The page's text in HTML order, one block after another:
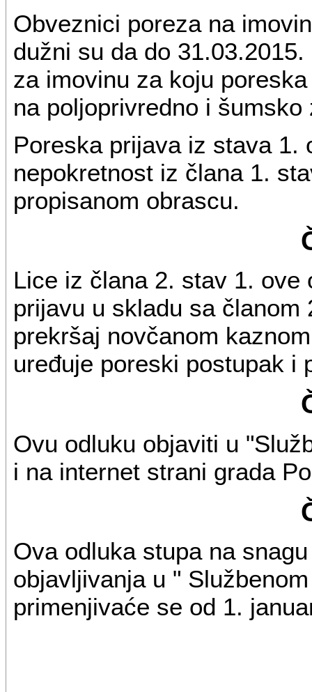
Obveznici poreza na
dužni su da do
za imovinu za koju
na poljoprivredno i šumsko
Poreska prijava iz stava 1.
nepokretnost iz člana 1.
propisanom obrascu.
Lice iz člana 2. stav 1. ove
prijavu u skladu sa
prekršaj novčanom
uređuje poreski postupak i
Ovu odluku objaviti u
i na internet strani grada
Ova odluka stupa na
objavljivanja u "
primenjivaće se od 1.